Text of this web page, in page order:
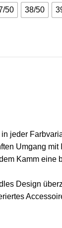
50 38/50
jeder
Umgang mit
Kamm eine
Design